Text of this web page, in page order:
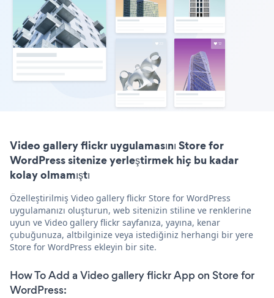
Video gallery flickr uygulamasını Store for
WordPress sitenize yerleştirmek hiç bu kadar
kolay olmamıştı
Özelleştirilmiş Video gallery flickr Store for WordPress
uygulamanızı oluşturun, web sitenizin stiline ve renklerine
uyun ve Video gallery flickr sayfanıza, yayına, kenar
çubuğunuza, altbilginize veya istediğiniz herhangi bir yere
Store for WordPress ekleyin bir site.
How To Add a Video gallery flickr App on Store for
WordPress: